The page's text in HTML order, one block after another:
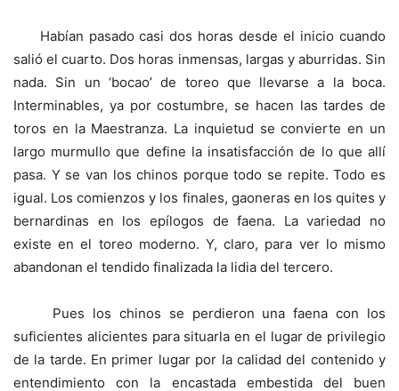
Habían pasado casi dos horas desde el inicio cuando
salió el cuarto. Dos horas inmensas, largas y aburridas. Sin
nada. Sin un ‘bocao’ de toreo que llevarse a la boca.
Interminables, ya por costumbre, se hacen las tardes de
toros en la Maestranza. La inquietud se convierte en un
largo murmullo que define la insatisfacción de lo que allí
pasa. Y se van los chinos porque todo se repite. Todo es
igual. Los comienzos y los finales, gaoneras en los quites y
bernardinas en los epílogos de faena. La variedad no
existe en el toreo moderno. Y, claro, para ver lo mismo
abandonan el tendido finalizada la lidia del tercero.
Pues los chinos se perdieron una faena con los
suficientes alicientes para situarla en el lugar de privilegio
de la tarde. En primer lugar por la calidad del contenido y
entendimiento con la encastada embestida del buen